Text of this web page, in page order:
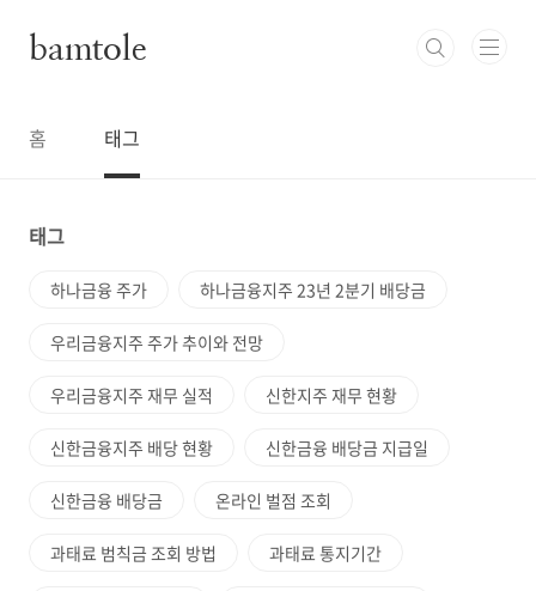
bamtole
홈 태그
태그
하나금융 주가 하나금융지주 23년 2분기 배당금
우리금융지주 주가 추이와 전망
우리금융지주 재무 실적 신한지주 재무 현황
신한금융지주 배당 현황 신한금융 배당금 지급일
신한금융 배당금 온라인 벌점 조회
과태료 범칙금 조회 방법 과태료 통지기간